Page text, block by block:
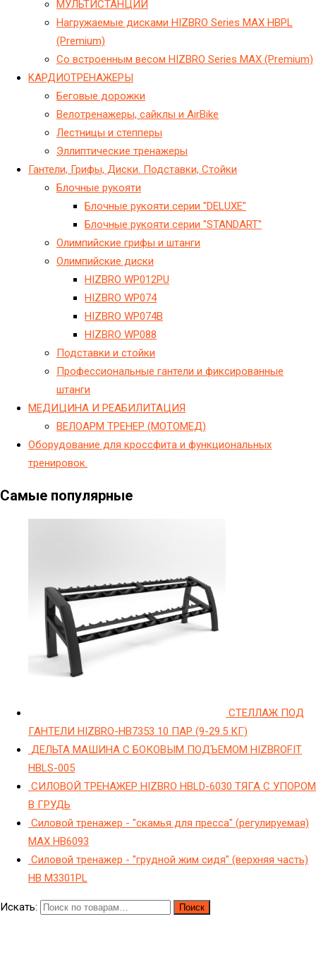
МУЛЬТИСТАНЦИИ
Нагружаемые дисками HIZBRO Series MAX HBPL
(Premium)
Со встроенным весом HIZBRO Series MAX (Premium)
KАРДИОТРЕНАЖЕРЫ
Беговые дорожки
Велотренажеры, сайклы и AirBike
Лестницы и степперы
Эллиптические тренажеры
Гантели, Грифы, Диски. Подставки, Стойки
Блочные рукояти
Блочные рукояти серии "DELUXE"
Блочные рукояти серии "STANDART"
Олимпийские грифы и штанги
Олимпийские диски
HIZBRO WP012PU
HIZBRO WP074
HIZBRO WP074B
HIZBRO WP088
Подставки и стойки
Профессиональные гантели и фиксированные
штанги
МЕДИЦИНА И РЕАБИЛИТАЦИЯ
ВЕЛОАРМ ТРЕНЕР (МОТОМЕД)
Оборудование для кроссфита и функциональных
тренировок.
Самые популярные
СТЕЛЛАЖ ПОД
ГАНТЕЛИ HIZBRO-HB7353 10 ПАР (9-29.5 КГ)
ДЕЛЬТА МАШИНА С БОКОВЫМ ПОДЪЕМОМ HIZBROFIT
HBLS-005
СИЛОВОЙ ТРЕНАЖЕР HIZBRO HBLD-6030 ТЯГА С УПОРОМ
В ГРУДЬ
Силовой тренажер - "скамья для пресса" (регулируемая)
МAX HB6093
Силовой тренажер - "грудной жим сидя" (верхняя часть)
HB M3301PL
Искать: Поиск